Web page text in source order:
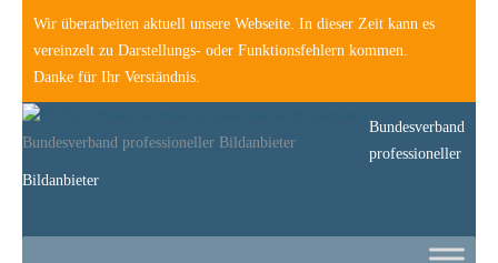
Wir überarbeiten aktuell unsere Webseite. In dieser Zeit kann es
vereinzelt zu Darstellungs- oder Funktionsfehlern kommen.
Danke für Ihr Verständnis.
Bundesverband professioneller Bildanbieter
Bundesverband
professioneller
Bildanbieter